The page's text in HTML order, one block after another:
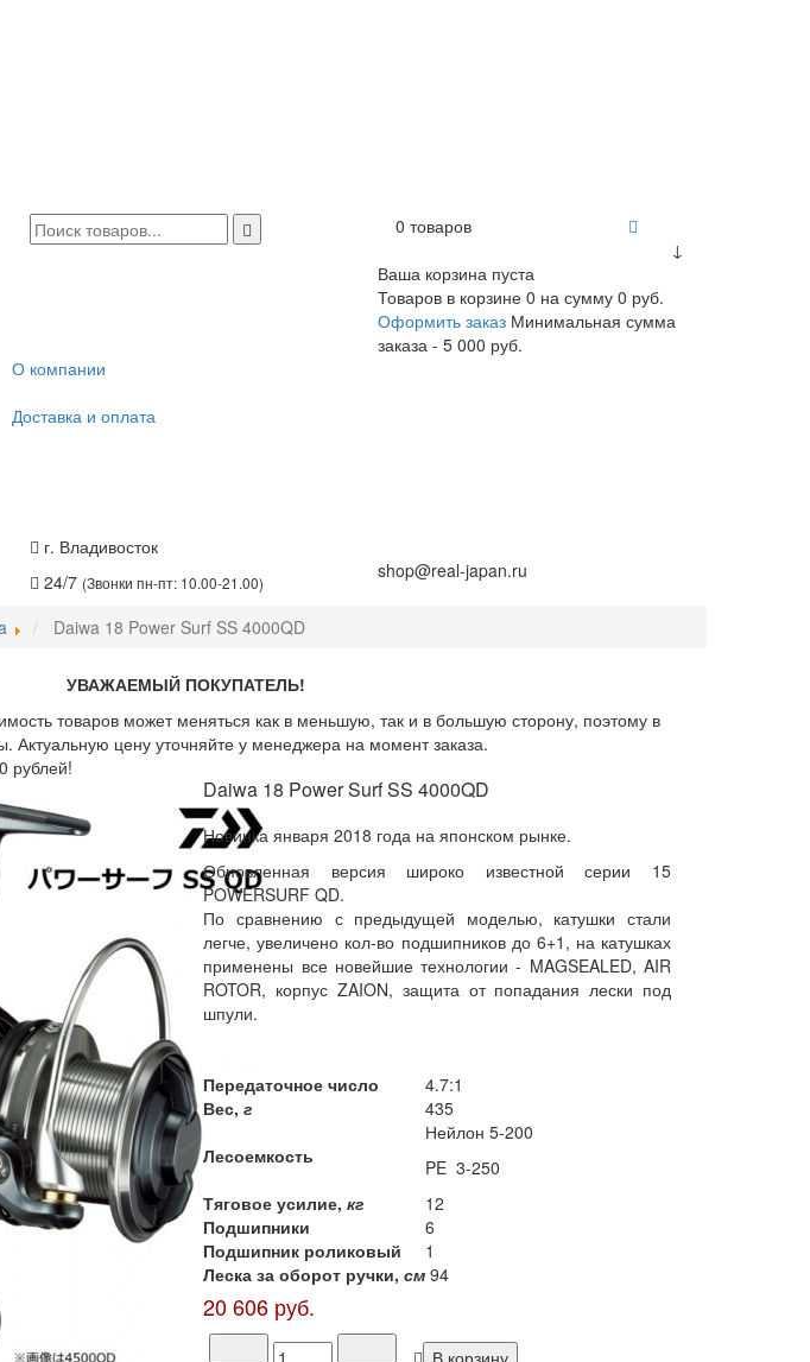
0 товаров
↓
Ваша корзина пуста
Товаров в корзине 0 на сумму 0 руб.
Оформить заказ Минимальная сумма
заказа - 5 000 руб.
О компании
Доставка и оплата
г. Владивосток
24/7 (Звонки пн-пт: 10.00-21.00)
shop@real-japan.ru
Daiwa 18 Power Surf SS 4000QD
УВАЖАЕМЫЙ ПОКУПАТЕЛЬ!
товаров может меняться как в меньшую, так и в большую сторону, поэтому в
Актуальную цену уточняйте у менеджера на момент заказа.
рублей!
Daiwa 18 Power Surf SS 4000QD
Новинка января 2018 года на японском рынке.
Обновленная версия широко известной серии 15
POWERSURF QD.
По сравнению с предыдущей моделью, катушки стали
легче, увеличено кол-во подшипников до 6+1, на катушках
применены все новейшие технологии - MAGSEALED, AIR
ROTOR, корпус ZAION, защита от попадания лески под
шпули.
Передаточное число
4.7:1
Вес,г
435
Лесоемкость
Нейлон 5-200
PE 3-250
Тяговое усилие,кг
12
Подшипники
6
Подшипник роликовый
1
Леска за оборот ручки,см 94
20 606 руб.